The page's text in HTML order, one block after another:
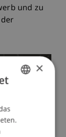
und zu
×